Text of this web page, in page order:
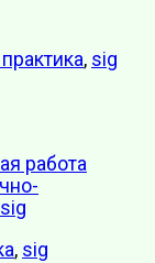
, sig
работа
sig
, sig